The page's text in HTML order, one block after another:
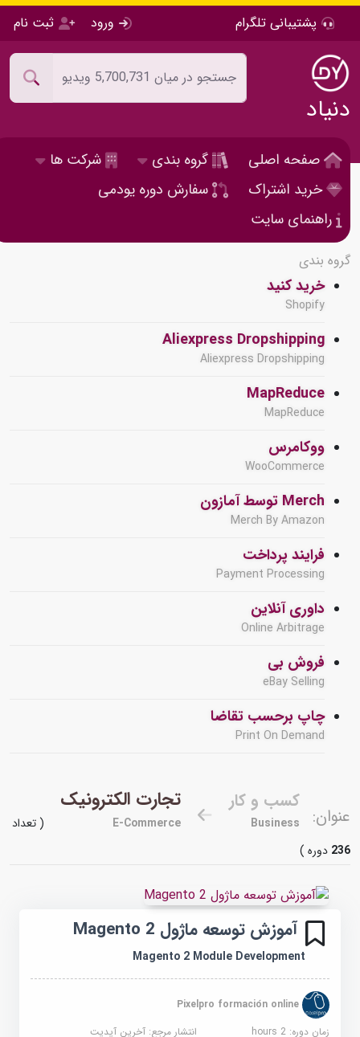
پشتیبانی تلگرام ورود ثبت نام
دنیاد
صفحه اصلی گروه بندی
شرکت ها
خرید اشتراک
سفارش دوره یودمی
راهنمای سایت
گروه بندی
خرید کنید
Shopify
Aliexpress Dropshipping
Aliexpress Dropshipping
MapReduce
MapReduce
ووکامرس
WooCommerce
Merch توسط آمازون
Merch By Amazon
فرایند پرداخت
Payment Processing
داوری آنلاین
Online Arbitrage
فروش بی
eBay Selling
چاپ برحسب تقاضا
Print On Demand
عنوان:
کسب و کار
Business
تجارت الکترونیک
E-Commerce
( تعداد
236دوره )
آموزش توسعه ماژول Magento 2
Magento 2 Module Development
Pixelpro formación online
زمان دوره: 2 hours
انتشار مرجع:آخرین آپدیت